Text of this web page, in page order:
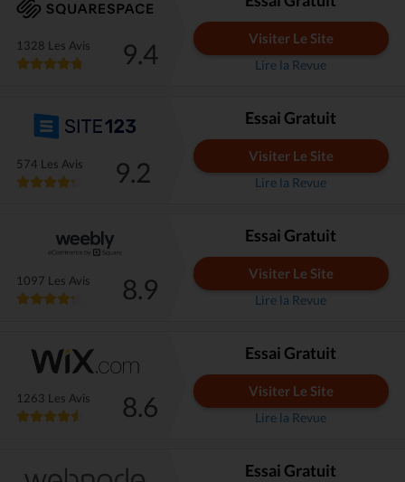
1328 Les Avis 9.4 Visiter Le Site
Lire la Revue
574 Les Avis 9.2
Essai Gratuit
Visiter Le Site
Lire la Revue
1097 Les Avis 8.9
Essai Gratuit
Visiter Le Site
Lire la Revue
1263 Les Avis 8.6
Essai Gratuit
Visiter Le Site
Lire la Revue
Essai Gratuit